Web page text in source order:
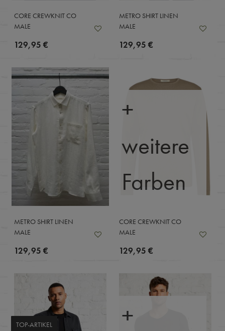
CORE CREWKNIT CO
MALE
129,95 €
METRO SHIRT LINEN
MALE
129,95 €
METRO SHIRT LINEN
MALE
129,95 €
+
weitere
Farben
CORE CREWKNIT CO
MALE
129,95 €
TOP-ARTIKEL
+